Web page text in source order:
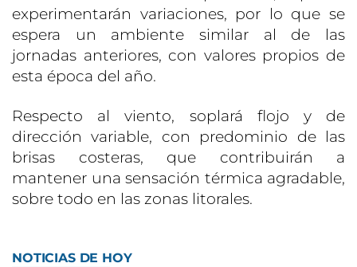
experimentarán variaciones, por lo que se
espera un ambiente similar al de las
jornadas anteriores, con valores propios de
esta época del año.
Respecto al viento, soplará flojo y de
dirección variable, con predominio de las
brisas costeras, que contribuirán a
mantener una sensación térmica agradable,
sobre todo en las zonas litorales.
NOTICIAS DE HOY